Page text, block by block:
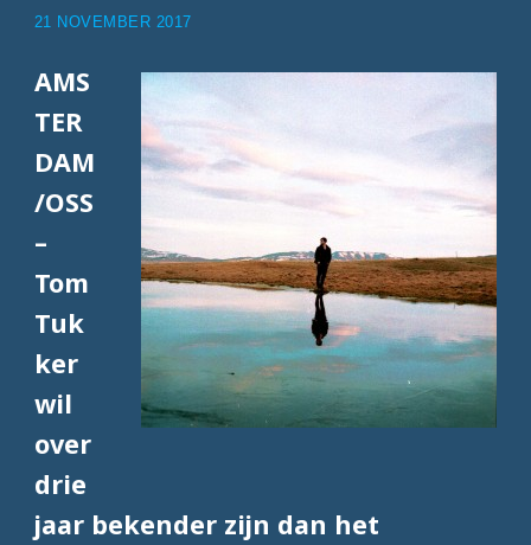
21 NOVEMBER 2017
AMS
TER
DAM
/OSS
–
Tom
Tuk
ker
wil
over
drie
jaar bekender zijn dan het